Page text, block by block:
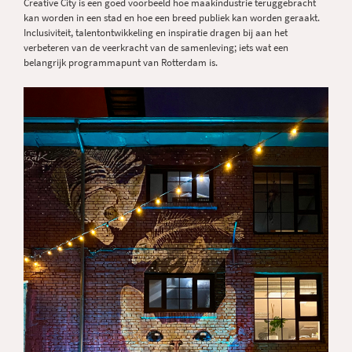
kan worden in een stad en hoe een breed publiek kan worden geraakt.
Inclusiviteit, talentontwikkeling en inspiratie dragen bij aan het
verbeteren van de veerkracht van de samenleving; iets wat een
belangrijk programmapunt van Rotterdam is.